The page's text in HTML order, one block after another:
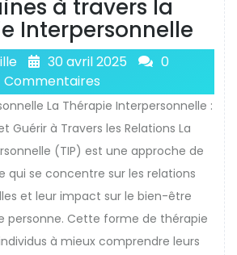
à travers la
Interpersonnelle
30 avril 2025
0
Commentaires
La Thérapie Interpersonnelle :
Guérir à Travers les Relations La
(TIP) est une approche de
qui se concentre sur les relations
et leur impact sur le bien-être
personne. Cette forme de thérapie
à mieux comprendre leurs